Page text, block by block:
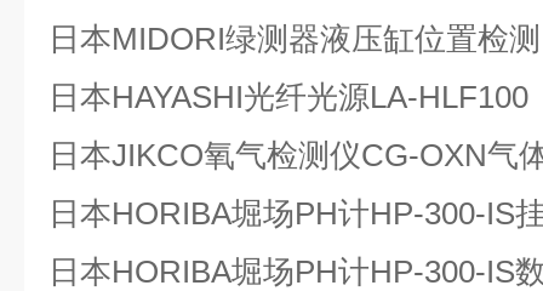
日本MIDORI绿测器液压缸位置检
日本HAYASHI光纤光源LA-HLF100
日本JIKCO氧气检测仪CG-OXN气
日本HORIBA堀场PH计HP-300-IS
日本HORIBA堀场PH计HP-300-IS